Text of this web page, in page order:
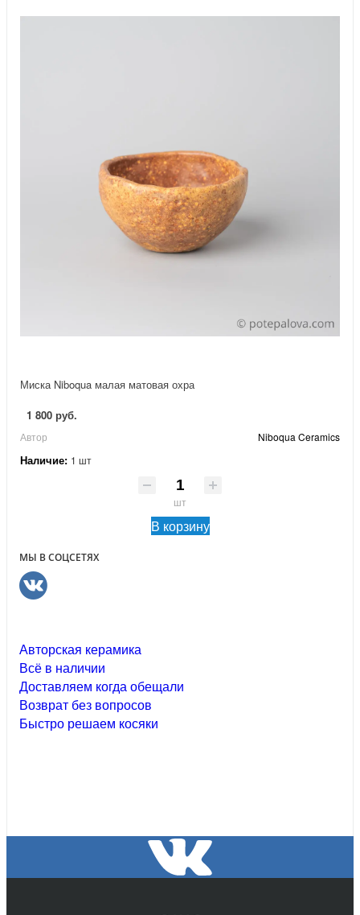
Миска Niboqua малая матовая охра
1 800 руб.
Автор Niboqua Ceramics
Наличие: 1 шт
шт
В корзину
МЫ В СОЦСЕТЯХ
Авторская керамика
Всё в наличии
Доставляем когда обещали
Возврат без вопросов
Быстро решаем косяки